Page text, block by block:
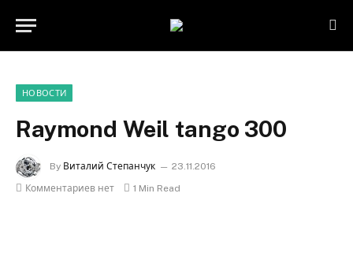
НОВОСТИ
Raymond Weil tango 300
By Виталий Степанчук
23.11.2016
Комментариев нет
1 Min Read